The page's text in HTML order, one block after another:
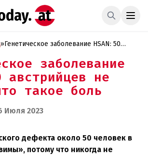
»Генетическое заболевание HSAN: 50
заболевание
австрийцев не
такое боль
Июля 2023
дефекта около 50 человек в
потому что никогда не